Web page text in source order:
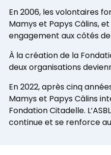
En 2006, les volontaires
Mamys et Papys Câlins,
engagement aux côtés de
À la création de la
deux organisations
En 2022, après cinq
Mamys et Papys Câlins
Fondation Citadelle.
continue et se renforce